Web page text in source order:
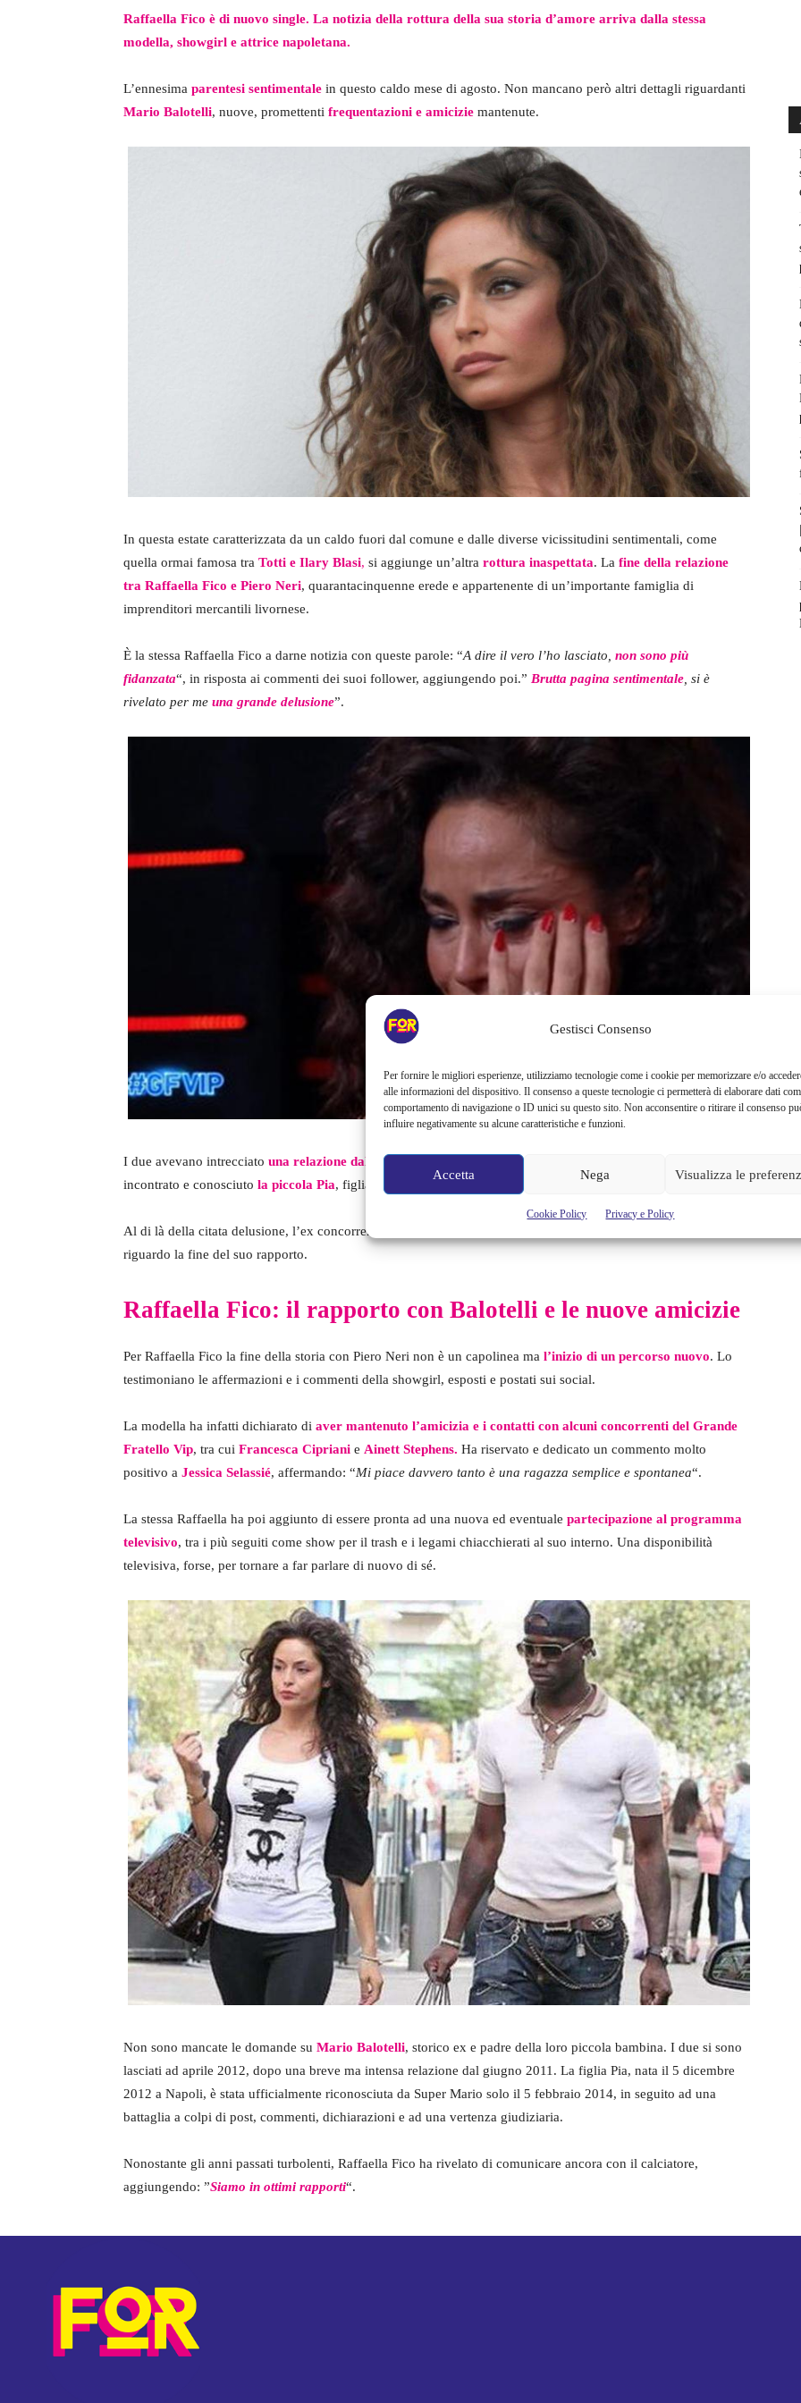
Gestisci Consenso
Per fornire le migliori esperienze, utilizziamo tecnologie come i cookie per memorizzare e/o
alle informazioni del dispositivo. Il consenso a queste tecnologie ci permetterà di elaborare dati
comportamento di navigazione o ID unici su questo sito. Non acconsentire o ritirare il consenso
influire negativamente su alcune caratteristiche e funzioni.
Accetta Nega Visualizza le
Cookie Policy Privacy e Policy
Raffaella Fico è di nuovo single. La notizia della rottura della sua storia d’amore arriva dalla stessa
modella, showgirl e attrice napoletana.
L’ennesima parentesi sentimentale in questo caldo mese di agosto. Non mancano però altri dettagli riguardanti
Mario Balotelli, nuove, promettenti frequentazioni e amicizie mantenute.
In questa estate caratterizzata da un caldo fuori dal comune e dalle diverse vicissitudini sentimentali, come
quella ormai famosa tra Totti e Ilary Blasi, si aggiunge un’altra rottura inaspettata. La fine della relazione
tra Raffaella Fico e Piero Neri, quarantacinquenne erede e appartenente di un’importante famiglia di
imprenditori mercantili livornese.
È la stessa Raffaella Fico a darne notizia con queste parole: “A dire il vero l’ho lasciato, non sono più
fidanzata“, in risposta ai commenti dei suoi follower, aggiungendo poi.” Brutta pagina sentimentale , si è
rivelato per me una grande delusione”.
I due avevano intrecciato una relazione dall’estate 2021
e, secondo indiscrezioni, lo stesso Neri avrebbe già
incontrato e conosciuto la piccola Pia, figlia della Fico e del calciatore Balotelli.
Al di là della citata delusione, l’ex concorrente del Grande Fratello Vip non ha aggiunto altre motivazioni
riguardo la fine del suo rapporto.
Raffaella Fico: il rapporto con Balotelli e le nuove amicizie
Per Raffaella Fico la fine della storia con Piero Neri non è un capolinea ma l’inizio di un percorso nuovo. Lo
testimoniano le affermazioni e i commenti della showgirl, esposti e postati sui social.
La modella ha infatti dichiarato di aver mantenuto l’amicizia e i contatti con alcuni concorrenti del Grande
Fratello Vip, tra cui Francesca Cipriani e Ainett Stephens. Ha riservato e dedicato un commento molto
positivo a Jessica Selassié, affermando: “Mi piace davvero tanto è una ragazza semplice e spontanea“.
La stessa Raffaella ha poi aggiunto di essere pronta ad una nuova ed eventuale partecipazione al programma
televisivo, tra i più seguiti come show per il trash e i legami chiacchierati al suo interno. Una disponibilità
televisiva, forse, per tornare a far parlare di nuovo di sé.
Non sono mancate le domande su Mario Balotelli, storico ex e padre della loro piccola bambina. I due si sono
lasciati ad aprile 2012, dopo una breve ma intensa relazione dal giugno 2011. La figlia Pia, nata il 5 dicembre
2012 a Napoli, è stata ufficialmente riconosciuta da Super Mario solo il 5 febbraio 2014, in seguito ad una
battaglia a colpi di post, commenti, dichiarazioni e ad una vertenza giudiziaria.
Nonostante gli anni passati turbolenti, Raffaella Fico ha rivelato di comunicare ancora con il calciatore,
aggiungendo: ”Siamo in ottimi rapporti“.